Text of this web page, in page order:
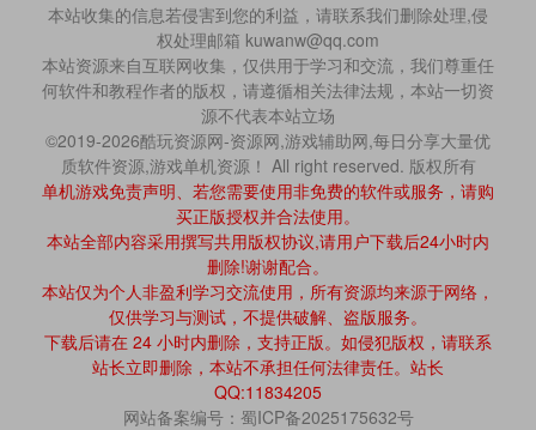
本站收集的信息若侵害到您的利益，请联系我们删除处理,侵
权处理邮箱 kuwanw@qq.com
本站资源来自互联网收集，仅供用于学习和交流，我们尊重任
何软件和教程作者的版权，请遵循相关法律法规，本站一切资
源不代表本站立场
©2019-2026酷玩资源网-资源网,游戏辅助网,每日分享大量优
质软件资源,游戏单机资源！ All right reserved. 版权所有
单机游戏免责声明、若您需要使用非免费的软件或服务，请购
买正版授权并合法使用。
本站全部内容采用撰写共用版权协议,请用户下载后24小时内
删除!谢谢配合。
本站仅为个人非盈利学习交流使用，所有资源均来源于网络，
仅供学习与测试，不提供破解、盗版服务。
下载后请在 24 小时内删除，支持正版。如侵犯版权，请联系
站长立即删除，本站不承担任何法律责任。站长
QQ:11834205
网站备案编号：蜀ICP备2025175632号